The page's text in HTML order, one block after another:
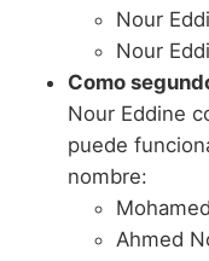
Nour
Nour
Como
Nour Eddine
puede
nombre:
Ahmed